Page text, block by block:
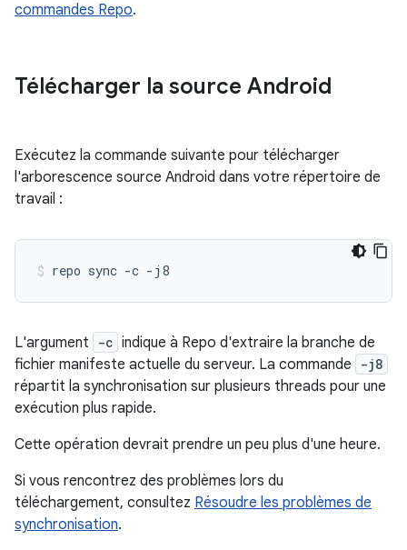
commandes Repo.
Télécharger la source Android
Exécutez la commande suivante pour télécharger
l'arborescence source Android dans votre répertoire de
travail :
repo sync -c -j8
L'argument -c indique à Repo d'extraire la branche de
fichier manifeste actuelle du serveur. La commande
-j8
répartit la synchronisation sur plusieurs threads pour une
exécution plus rapide.
Cette opération devrait prendre un peu plus d'une heure.
Si vous rencontrez des problèmes lors du
téléchargement, consultez Résoudre les problèmes de
synchronisation.